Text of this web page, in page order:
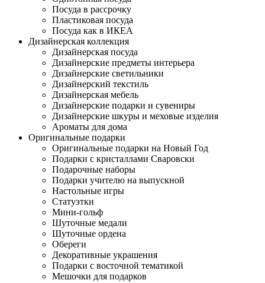
Посуда в рассрочку
Пластиковая посуда
Посуда как в ИКЕА
Дизайнерская коллекция
Дизайнерская посуда
Дизайнерские предметы интерьера
Дизайнерские светильники
Дизайнерский текстиль
Дизайнерская мебель
Дизайнерские подарки и сувениры
Дизайнерские шкуры и меховые изделия
Ароматы для дома
Оригинальные подарки
Оригинальные подарки на Новый Год
Подарки с кристаллами Сваровски
Подарочные наборы
Подарки учителю на выпускной
Настольные игры
Статуэтки
Мини-гольф
Шуточные медали
Шуточные ордена
Обереги
Декоративные украшения
Подарки с восточной тематикой
Мешочки для подарков